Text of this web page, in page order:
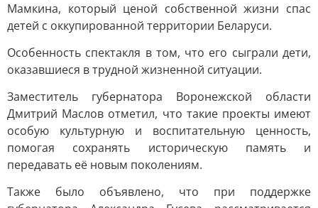
Мамкина, который ценой собственной жизни спас
детей с оккупированной территории Беларуси.
Особенность спектакля в том, что его сыграли дети,
оказавшиеся в трудной жизненной ситуации.
Заместитель губернатора Воронежской области
Дмитрий Маслов отметил, что такие проекты имеют
особую культурную и воспитательную ценность,
помогая сохранять историческую память и
передавать её новым поколениям.
Также было объявлено, что при поддержке